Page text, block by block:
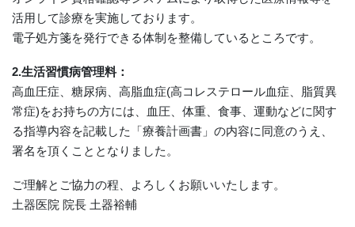
活用して診療を実施しております。
電子処方箋を発行できる体制を整備しているところです。
2.生活習慣病管理料：
高血圧症、糖尿病、高脂血症(高コレステロール血症、脂質異
常症)をお持ちの方には、血圧、体重、食事、運動などに関す
る指導内容を記載した「療養計画書」の内容に同意のうえ、
署名を頂くこととなりました。
ご理解とご協力の程、よろしくお願いいたします。
土器医院 院長 土器裕輔